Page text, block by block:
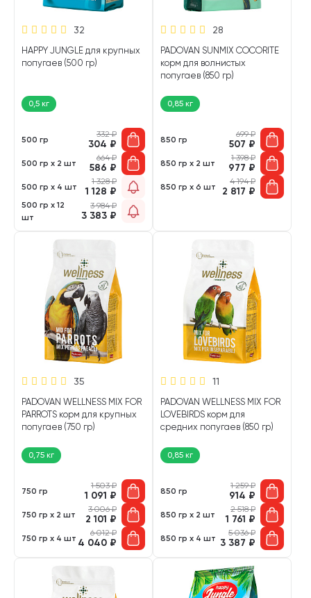
32
HAPPY JUNGLE для крупных
попугаев (500 гр)
0,5 кг
500 гр
332₽
304 ₽
500 гр х 2 шт
664₽
586 ₽
500 гр х 4 шт
1 328₽
1 128 ₽
500 гр х 12
шт
3 984₽
3 383 ₽
28
PADOVAN SUNMIX COCORITE
корм для волнистых
попугаев (850 гр)
0,85 кг
850 гр
699₽
507 ₽
850 гр х 2 шт
1 398₽
977 ₽
850 гр х 6 шт
4 194₽
2 817 ₽
35
PADOVAN WELLNESS MIX FOR
PARROTS корм для крупных
попугаев (750 гр)
0,75 кг
750 гр
1 503₽
1 091 ₽
750 гр х 2 шт
3 006₽
2 101 ₽
750 гр х 4 шт
6 012₽
4 040 ₽
11
PADOVAN WELLNESS MIX FOR
LOVEBIRDS корм для
средних попугаев (850 гр)
0,85 кг
850 гр
1 259₽
914 ₽
850 гр х 2 шт
2 518₽
1 761 ₽
850 гр х 4 шт
5 036₽
3 387 ₽